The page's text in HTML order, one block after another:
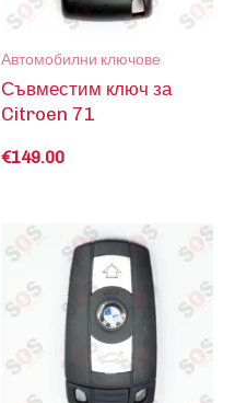
Автомобилни ключове
Съвместим ключ за
Citroen 71
€149.00